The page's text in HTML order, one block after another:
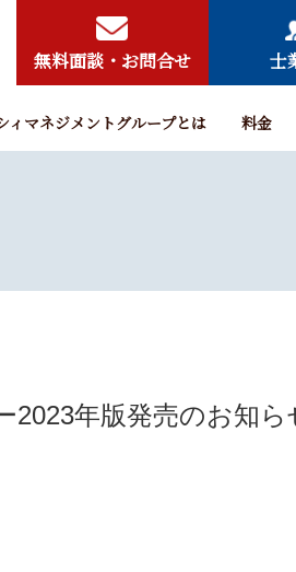
無料面談・お問合せ 士
ィマネジメントグループとは 料金
2023年版発売のお知ら